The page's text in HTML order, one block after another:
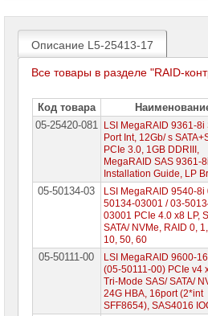
Принтеры
Серверы
Brand
Пассивное
сетевое
сетевое
оборудование
системы
хранения
Описание L5-25413-17
Все товары в разделе "RAID-
Код товара
05-25420-081
LSI MegaRAID 9361-8i
Port Int, 12Gb/ s
PCIe 3.0, 1GB DDRIII,
MegaRAID SAS 9361-
Installation Guide, LP
05-50134-03
LSI MegaRAID 9540-8i
50134-03001 / 03-
03001 PCIe 4.0 x8 LP,
SATA/ NVMe, RAID 0,
10, 50, 60
05-50111-00
LSI MegaRAID 9600-
(05-50111-00) PCIe v4
Tri-Mode SAS/ SATA/
24G HBA, 16port (2*int
SFF8654), SAS4016